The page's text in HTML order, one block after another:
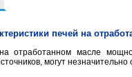
печей на
отработанном масле
могут